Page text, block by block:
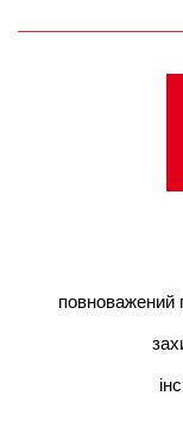
повноважений